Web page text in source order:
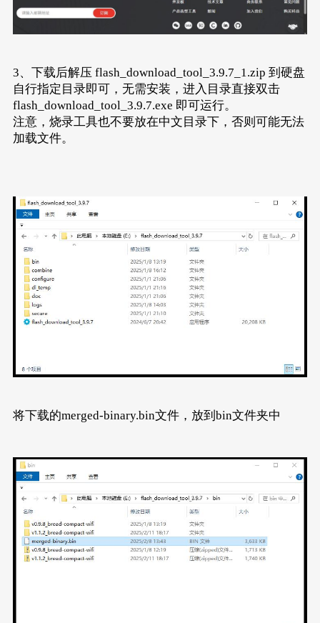
3、下载后解压 flash_download_tool_3.9.7_1.zip 到硬盘
自行指定目录即可，无需安装，进入目录直接双击
flash_download_tool_3.9.7.exe 即可运行。
注意，烧录工具也不要放在中文目录下，否则可能无法
加载文件。
将下载的merged-binary.bin文件，放到bin文件夹中